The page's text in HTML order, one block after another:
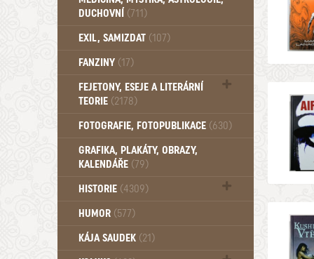
DUCHOVNÍ (711)
Okultismus (110)
EXIL, SAMIZDAT (107)
FANZINY (17)
FEJETONY, ESEJE A LITERÁRNÍ
TEORIE (2178)
Citáty, aforismy, snáře, přísloví,
FOTOGRAFIE, FOTOPUBLIKACE (630)
GRAFIKA, PLAKÁTY, OBRAZY,
KALENDÁŘE (79)
HISTORIE (4309)
Mytologie, Mýty, Báje, Pověsti (204)
HUMOR (577)
KÁJA SAUDEK (21)